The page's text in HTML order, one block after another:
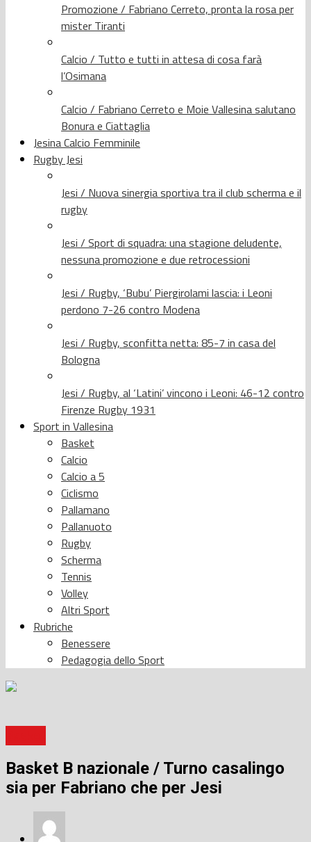
Promozione / Fabriano Cerreto, pronta la rosa per
mister Tiranti
Calcio / Tutto e tutti in attesa di cosa farà
l’Osimana
Calcio / Fabriano Cerreto e Moie Vallesina salutano
Bonura e Ciattaglia
Jesina Calcio Femminile
Rugby Jesi
Jesi / Nuova sinergia sportiva tra il club scherma e il
rugby
Jesi / Sport di squadra: una stagione deludente,
nessuna promozione e due retrocessioni
Jesi / Rugby, ‘Bubu’ Piergirolami lascia: i Leoni
perdono 7-26 contro Modena
Jesi / Rugby, sconfitta netta: 85-7 in casa del
Bologna
Jesi / Rugby, al ‘Latini’ vincono i Leoni: 46-12 contro
Firenze Rugby 1931
Sport in Vallesina
Basket
Calcio
Calcio a 5
Ciclismo
Pallamano
Pallanuoto
Rugby
Scherma
Tennis
Volley
Altri Sport
Rubriche
Benessere
Pedagogia dello Sport
Basket B nazionale / Turno casalingo
sia per Fabriano che per Jesi